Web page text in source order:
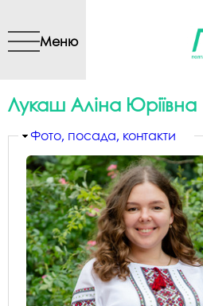
вмісту
Меню
Лукаш Аліна Юріївна
ПриховатиФото, посада, контакти